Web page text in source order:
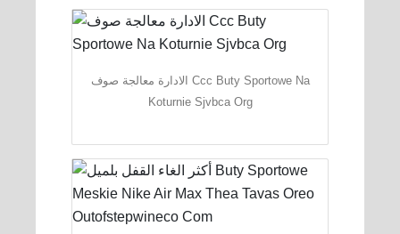
الادارة معالجة صوف Ccc Buty Sportowe Na
Koturnie Sjvbca Org